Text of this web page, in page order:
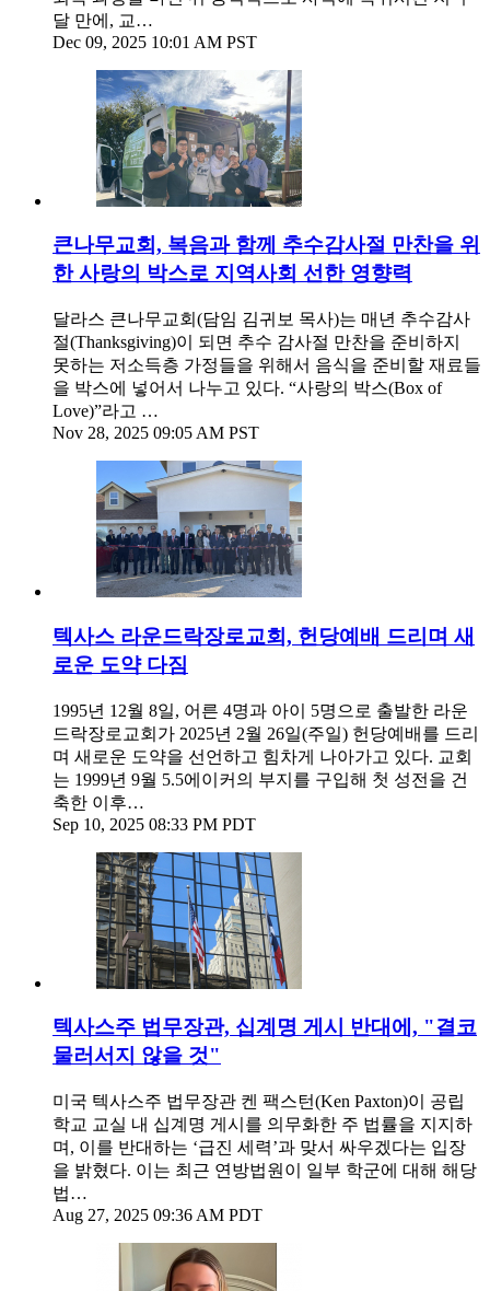
달 만에, 교…
Dec 09, 2025 10:01 AM PST
큰나무교회, 복음과 함께 추수감사절 만찬을 위
한 사랑의 박스로 지역사회 선한 영향력
달라스 큰나무교회(담임 김귀보 목사)는 매년 추수감사
절(Thanksgiving)이 되면 추수 감사절 만찬을 준비하지
못하는 저소득층 가정들을 위해서 음식을 준비할 재료들
을 박스에 넣어서 나누고 있다. “사랑의 박스(Box of
Love)”라고 …
Nov 28, 2025 09:05 AM PST
텍사스 라운드락장로교회, 헌당예배 드리며 새
로운 도약 다짐
1995년 12월 8일, 어른 4명과 아이 5명으로 출발한 라운
드락장로교회가 2025년 2월 26일(주일) 헌당예배를 드리
며 새로운 도약을 선언하고 힘차게 나아가고 있다. 교회
는 1999년 9월 5.5에이커의 부지를 구입해 첫 성전을 건
축한 이후…
Sep 10, 2025 08:33 PM PDT
텍사스주 법무장관, 십계명 게시 반대에, "결코
물러서지 않을 것"
미국 텍사스주 법무장관 켄 팩스턴(Ken Paxton)이 공립
학교 교실 내 십계명 게시를 의무화한 주 법률을 지지하
며, 이를 반대하는 ‘급진 세력’과 맞서 싸우겠다는 입장
을 밝혔다. 이는 최근 연방법원이 일부 학군에 대해 해당
법…
Aug 27, 2025 09:36 AM PDT